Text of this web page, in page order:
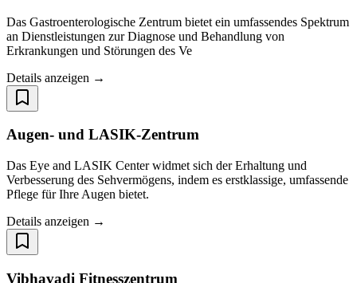
Das Gastroenterologische Zentrum bietet ein umfassendes Spektrum
an Dienstleistungen zur Diagnose und Behandlung von
Erkrankungen und Störungen des Ve
Details anzeigen →
Augen- und LASIK-Zentrum
Das Eye and LASIK Center widmet sich der Erhaltung und
Verbesserung des Sehvermögens, indem es erstklassige, umfassende
Pflege für Ihre Augen bietet.
Details anzeigen →
Vibhavadi Fitnesszentrum